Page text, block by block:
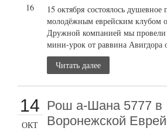
16
15 октября состоялось душевное
молодёжным еврейским клубом
Дружной компанией мы провели
мини-урок от раввина Авигдора
Читать далее
14
ОКТ
Рош а-Шана 5777 в
Воронежской